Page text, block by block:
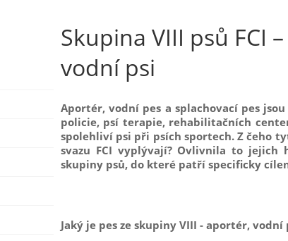
Skupina VIII psů FCI
vodní psi
Aportér, vodní pes a splachovací pes
policie, psí terapie, rehabilitačních
spolehliví psi při psích sportech. Z čeho
svazu FCI vyplývají? Ovlivnila to jejich
skupiny psů, do které patří specificky
Jaký je pes ze skupiny VIII - aportér, vodní